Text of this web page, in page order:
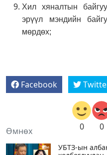
Хил хяналтын
эрүүл мэндийн
мөрдөх;
Facebook
0 0
Өмнөх
УБТЗ-ын